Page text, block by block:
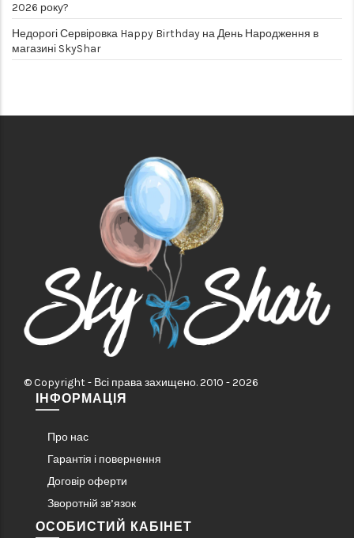
2026 року?
Недорогі Сервіровка Happy Birthday на День Народження в
магазині SkyShar
© Copyright - Всі права захищено. 2010 - 2026
ІНФОРМАЦІЯ
Про нас
Гарантія і повернення
Договір оферти
Зворотній зв’язок
ОСОБИСТИЙ КАБІНЕТ